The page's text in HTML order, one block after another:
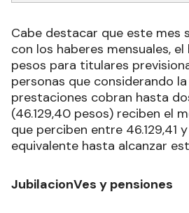
Cabe destacar que este mes
con los haberes mensuales,
pesos para titulares
personas que considerando
prestaciones cobran hasta
(46.129,40 pesos) reciben el
que perciben entre 46.129,41
equivalente hasta alcanzar
JubilacionVes y pensiones